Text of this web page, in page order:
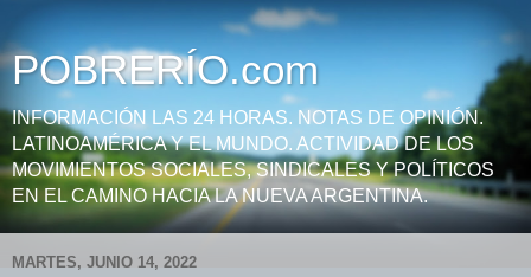
POBRERÍO.com
INFORMACIÓN LAS 24 HORAS. NOTAS DE OPINIÓN.
LATINOAMÉRICA Y EL MUNDO. ACTIVIDAD DE LOS
MOVIMIENTOS SOCIALES, SINDICALES Y POLÍTICOS
EN EL CAMINO HACIA LA NUEVA ARGENTINA.
MARTES, JUNIO 14, 2022